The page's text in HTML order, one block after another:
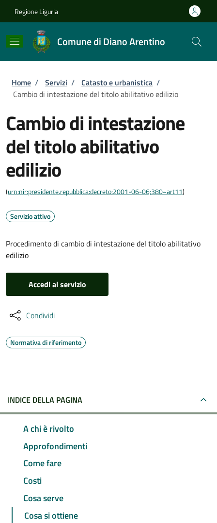
Regione Liguria
Comune di Diano Arentino
Briciole di pane
Home / Servizi / Catasto e urbanistica /
Cambio di intestazione del titolo abilitativo edilizio
Cambio di intestazione
del titolo abilitativo
edilizio
(urn:nir:presidente.repubblica:decreto:2001-06-06;380~art11)
Servizio attivo
Procedimento di cambio di intestazione del titolo abilitativo
edilizio
Accedi al servizio
Condividi
Normativa di riferimento
INDICE DELLA PAGINA
A chi è rivolto
Approfondimenti
Come fare
Costi
Cosa serve
Cosa si ottiene